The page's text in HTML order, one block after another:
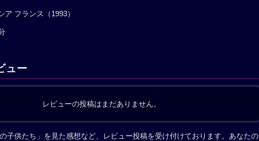
ア フランス（1993）
ュー
レビューの投稿はまだありません。
の子供たち」を見た感想など、レビュー投稿を受け付けております。あなたの